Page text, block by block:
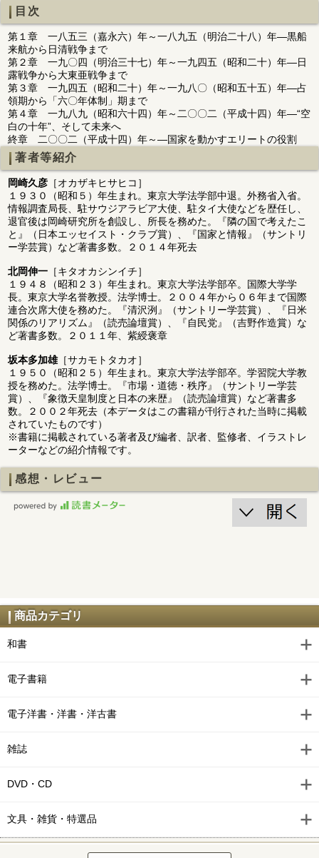
目次
第１章 一八五三（嘉永六）年～一八九五（明治二十八）年―黒船
来航から日清戦争まで
第２章 一九〇四（明治三十七）年～一九四五（昭和二十）年―日
露戦争から大東亜戦争まで
第３章 一九四五（昭和二十）年～一九八〇（昭和五十五）年―占
領期から「六〇年体制」期まで
第４章 一九八九（昭和六十四）年～二〇〇二（平成十四）年―“空
白の十年”、そして未来へ
終章 二〇〇二（平成十四）年～―国家を動かすエリートの役割
著者等紹介
岡崎久彦 ［オカザキヒサヒコ］
１９３０（昭和５）年生まれ。東京大学法学部中退。外務省入省。
情報調査局長、駐サウジアラビア大使、駐タイ大使などを歴任し、
退官後は岡崎研究所を創設し、所長を務めた。『隣の国で考えたこ
と』（日本エッセイスト・クラブ賞）、『国家と情報』（サントリ
ー学芸賞）など著書多数。２０１４年死去
北岡伸一 ［キタオカシンイチ］
１９４８（昭和２３）年生まれ。東京大学法学部卒。国際大学学
長。東京大学名誉教授。法学博士。２００４年から０６年まで国際
連合次席大使を務めた。『清沢洌』（サントリー学芸賞）、『日米
関係のリアリズム』（読売論壇賞）、『自民党』（吉野作造賞）な
ど著書多数。２０１１年、紫綬褒章
坂本多加雄［サカモトタカオ］
１９５０（昭和２５）年生まれ。東京大学法学部卒。学習院大学教
授を務めた。法学博士。『市場・道徳・秩序』（サントリー学芸
賞）、『象徴天皇制度と日本の来歴』（読売論壇賞）など著書多
数。２００２年死去（本データはこの書籍が刊行された当時に掲載
されていたものです）
※書籍に掲載されている著者及び編者、訳者、監修者、イラストレ
ーターなどの紹介情報です。
感想・レビュー
商品カテゴリ
和書
電子書籍
電子洋書・洋書・洋古書
雑誌
DVD・CD
文具・雑貨・特選品